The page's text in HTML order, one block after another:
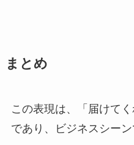
まとめ
この表現は、「届けて
であり、ビジネスシー